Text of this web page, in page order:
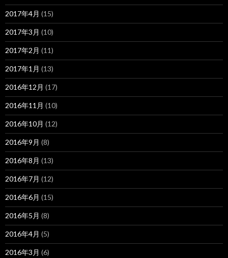
2017年4月 (15)
2017年3月 (10)
2017年2月 (11)
2017年1月 (13)
2016年12月 (17)
2016年11月 (10)
2016年10月 (12)
2016年9月 (8)
2016年8月 (13)
2016年7月 (12)
2016年6月 (15)
2016年5月 (8)
2016年4月 (5)
2016年3月 (6)